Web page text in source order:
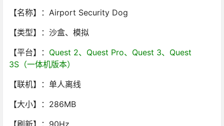
【名称】：Airport Security Dog
【类型】：沙盒、模拟
【平台】： Quest 2、Quest Pro、Quest 3、Quest
3S（一体机版本）
【联机】：单人离线
【大小】：286MB